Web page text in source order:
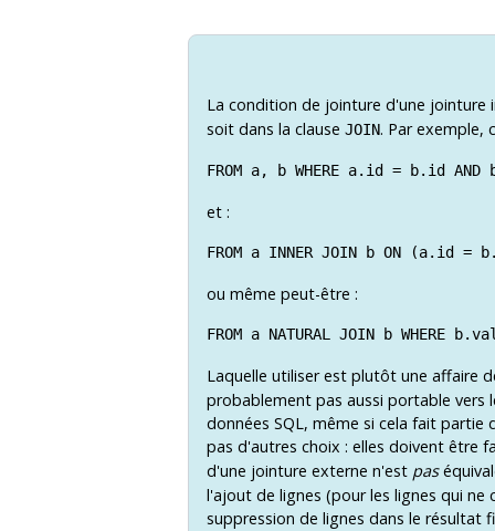
La condition de jointure d'une
soit dans la clause JOIN. Par exemple,
FROM a, b WHERE a.id = b.id
et :
FROM a INNER JOIN b ON (a.id =
ou même peut-être :
FROM a NATURAL JOIN b WHERE
Laquelle utiliser est plutôt une affaire
probablement pas aussi portable vers
données SQL, même si cela fait partie
pas d'autres choix : elles doivent être
d'une jointure externe n'est pas
l'ajout de lignes (pour les lignes qui
suppression de lignes dans le résultat